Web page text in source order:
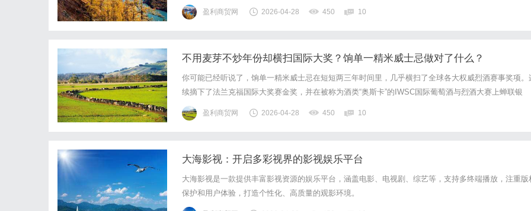
器，出水越来越小，找师傅上门清理，掏出一大堆黄褐色的泥沙垢块；农村自建房抽井水，煮完水锅底
厚厚的一层渣，水壶用半年就堵了出水孔；开餐馆做酒店，高峰期几十个水龙头同时开，水压小得像...
盈利商贸网 2026-04-28 450 10
不用麦芽不炒年份却横扫国际大奖？饷单一精米威士忌做对了什么？
你可能已经听说了，饷单一精米威士忌在短短两三年时间里，几乎横扫了全球各大权威烈酒赛事奖项。
续摘下了法兰克福国际大奖赛金奖，并在被称为酒类“奥斯卡”的IWSC国际葡萄酒与烈酒大赛上蝉联银
奖。紧接着，SFWSC旧金山世界烈酒大赛、IGC国际烈酒香港大赛，奖牌接踵而至，更在2025年“华樽
杯”中国酒业奥运会中品牌价值跃升为21.36亿元。甚至，连它的瓶身设计，都...
盈利商贸网 2026-04-28 450 10
大海影视：开启多彩视界的影视娱乐平台
大海影视是一款提供丰富影视资源的娱乐平台，涵盖电影、电视剧、综艺等，支持多终端播放，注重版
保护和用户体验，打造个性化、高质量的观影环境。